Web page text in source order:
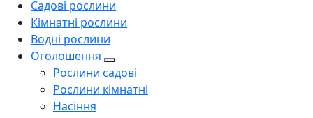
Садові рослини
Кімнатні рослини
Водні рослини
Оголошення
Рослини садові
Рослини кімнатні
Насіння